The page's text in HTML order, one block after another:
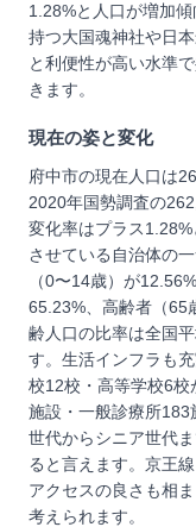
1.28%と人口が増加
持つ大国魂神社や日
と利便性が高い水準
きます。
現在の姿と変化
府中市の現在人口は
2020年国勢調査の
変化率はプラス
させている自治体の
（0〜14歳）が
65.23%、高齢者（65
齢人口の比率は全国
す。生活インフラも
校12校・高等学校6
施設・一般診療所
世代からシニア世代
ると言えます。京王
アクセスの良さも相
考えられます。